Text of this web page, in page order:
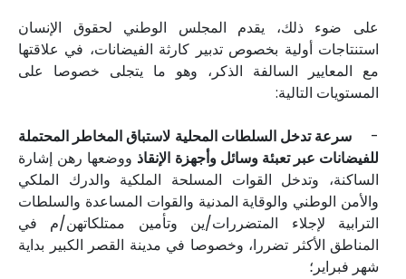
على ضوء ذلك، يقدم المجلس الوطني لحقوق الإنسان
استنتاجات أولية بخصوص تدبير كارثة الفيضانات، في علاقتها
مع المعايير السالفة الذكر، وهو ما يتجلى خصوصا على
المستويات التالية:
- سرعة تدخل السلطات المحلية لاستباق المخاطر المحتملة
للفيضانات عبر تعبئة وسائل وأجهزة الإنقاذ ووضعها رهن إشارة
الساكنة، وتدخل القوات المسلحة الملكية والدرك الملكي
والأمن الوطني والوقاية المدنية والقوات المساعدة والسلطات
الترابية لإجلاء المتضررات/ين وتأمين ممتلكاتهن/م في
المناطق الأكثر تضررا، وخصوصا في مدينة القصر الكبير بداية
شهر فبراير؛